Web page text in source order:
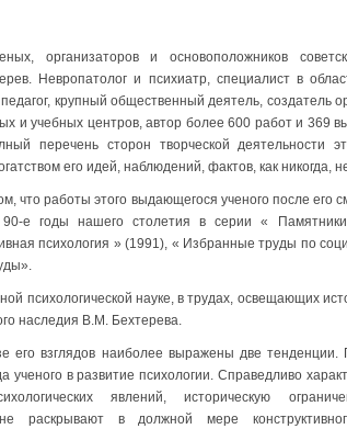
организаторов и основоположников
Невропатолог и психиатр, специалист в
крупный общественный деятель, создатель
и учебных центров, автор более 600 работ и 369
перечень сторон творческой деятельности
его идей, наблюдений, фактов, как никогда,
что работы этого выдающегося ученого после его
е годы нашего столетия в серии «
психология » (1991), « Избранные труды по
психологической науке, в трудах, освещающих
наследия В.М. Бехтерева.
его взглядов наиболее выражены две тенденции.
ученого в развитие психологии. Справедливо
явлений, историческую
не раскрывают в должной мере